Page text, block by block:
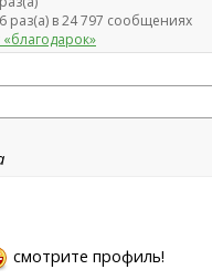
раз(а) в 24 797 сообщениях
смотрите профиль!